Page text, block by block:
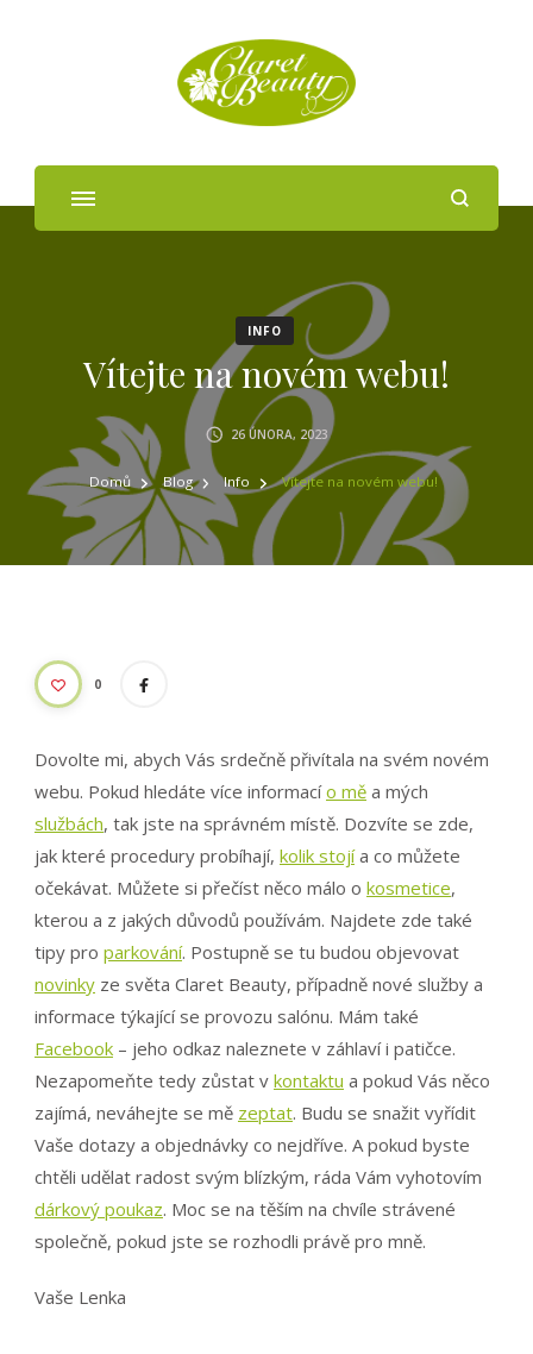
INFO
Vítejte na novém webu!
26 ÚNORA, 2023
Domů Blog Info Vítejte na novém webu!
0
Dovolte mi, abych Vás srdečně přivítala na svém novém
webu. Pokud hledáte více informacío mě a mých
službách, tak jste na správném místě. Dozvíte se zde,
jak které procedury probíhají, kolik stojía co můžete
očekávat. Můžete si přečíst něco málo o kosmetice,
kterou a z jakých důvodů používám. Najdete zde také
tipy pro parkování. Postupně se tu budou objevovat
novinky ze světa Claret Beauty, případně nové služby a
informace týkající se provozu salónu. Mám také
Facebook – jeho odkaz naleznete v záhlaví i patičce.
Nezapomeňte tedy zůstat v kontaktu a pokud Vás něco
zajímá, neváhejte se mě zeptat. Budu se snažit vyřídit
Vaše dotazy a objednávky co nejdříve. A pokud byste
chtěli udělat radost svým blízkým, ráda Vám vyhotovím
dárkový poukaz. Moc se na těším na chvíle strávené
společně, pokud jste se rozhodli právě pro mně.
Vaše Lenka